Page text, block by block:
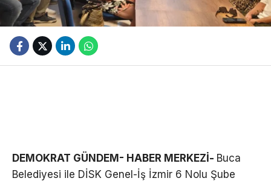
DEMOKRAT GÜNDEM- HABER MERKEZİ- Buca
Belediyesi ile DİSK Genel-İş İzmir 6 Nolu Şube